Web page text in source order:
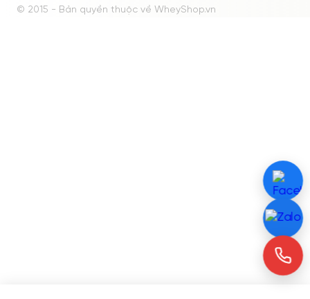
© 2015 - Bản quyền thuộc về WheyShop.vn